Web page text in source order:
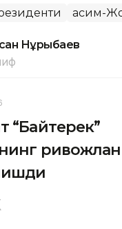
Қасим-
Нұрыбаев
“Байтерек”